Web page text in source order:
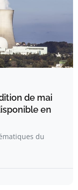
de mai
en
du